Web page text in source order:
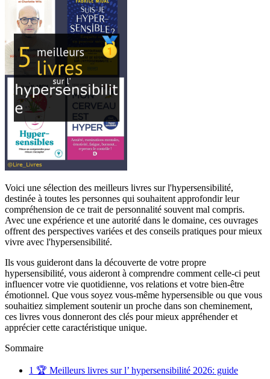
Voici une sélection des meilleurs livres sur l'hypersensibilité,
destinée à toutes les personnes qui souhaitent approfondir leur
compréhension de ce trait de personnalité souvent mal compris.
Avec une expérience et une autorité dans le domaine, ces ouvrages
offrent des perspectives variées et des conseils pratiques pour mieux
vivre avec l'hypersensibilité.
Ils vous guideront dans la découverte de votre propre
hypersensibilité, vous aideront à comprendre comment celle-ci peut
influencer votre vie quotidienne, vos relations et votre bien-être
émotionnel. Que vous soyez vous-même hypersensible ou que vous
souhaitiez simplement soutenir un proche dans son cheminement,
ces livres vous donneront des clés pour mieux appréhender et
apprécier cette caractéristique unique.
Sommaire
1 🏆 Meilleurs livres sur l’ hypersensibilité 2026: guide